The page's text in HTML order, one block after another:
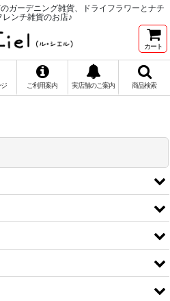
ガーデニング雑貨、ドライフラワーとナチ
レンチ雑貨のお店♪
カート
ご利用案内 実店舗のご案内 商品検索